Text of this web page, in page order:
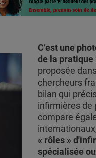
C’est une
de la
proposée
chercheurs
bilan qui
infirmières de
compare
« rôles »
spécialisée